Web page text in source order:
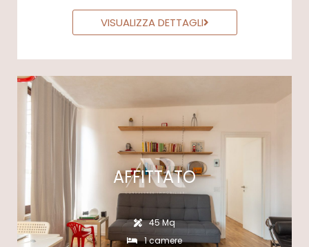
VISUALIZZA DETTAGLI
AFFITTATO
45 Mq
1 camere